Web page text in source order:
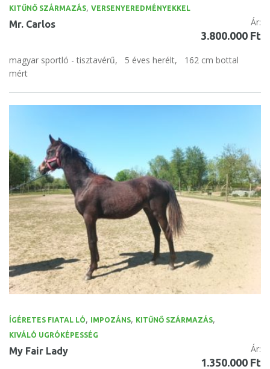
KITŰNŐ SZÁRMAZÁS, VERSENYEREDMÉNYEKKEL
Mr. Carlos Ár:
3.800.000 Ft
magyar sportló - tisztavérű, 5 éves herélt,
162 cm bottal
mért
ÍGÉRETES FIATAL LÓ, IMPOZÁNS, KITŰNŐ SZÁRMAZÁS,
KIVÁLÓ UGRÓKÉPESSÉG
My Fair Lady Ár:
1.350.000 Ft